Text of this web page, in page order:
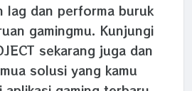
lag dan performa buruk
gamingmu. Kunjungi
sekarang juga dan
solusi yang kamu